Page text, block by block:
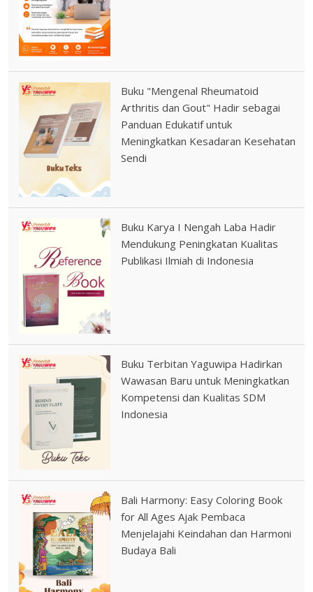
Buku "Mengenal Rheumatoid
Arthritis dan Gout" Hadir sebagai
Panduan Edukatif untuk
Meningkatkan Kesadaran Kesehatan
Sendi
Buku Karya I Nengah Laba Hadir
Mendukung Peningkatan Kualitas
Publikasi Ilmiah di Indonesia
Buku Terbitan Yaguwipa Hadirkan
Wawasan Baru untuk Meningkatkan
Kompetensi dan Kualitas SDM
Indonesia
Bali Harmony: Easy Coloring Book
for All Ages Ajak Pembaca
Menjelajahi Keindahan dan Harmoni
Budaya Bali